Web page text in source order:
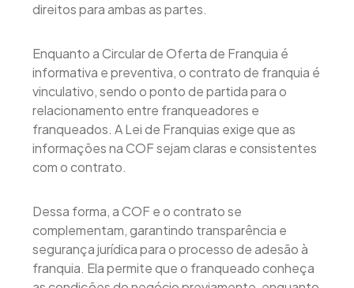
direitos para ambas as partes.
Enquanto a Circular de Oferta de Franquia é
informativa e preventiva, o contrato de franquia é
vinculativo, sendo o ponto de partida para o
relacionamento entre franqueadores e
franqueados. A Lei de Franquias exige que as
informações na COF sejam claras e consistentes
com o contrato.
Dessa forma, a COF e o contrato se
complementam, garantindo transparência e
segurança jurídica para o processo de adesão à
franquia. Ela permite que o franqueado conheça